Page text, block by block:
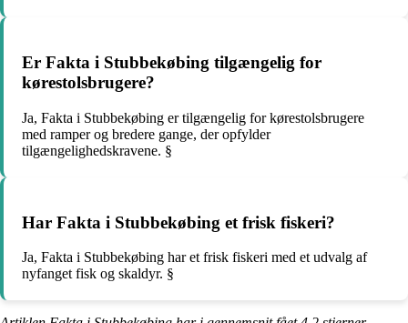
Er Fakta i Stubbekøbing tilgængelig for
kørestolsbrugere?
Ja, Fakta i Stubbekøbing er tilgængelig for kørestolsbrugere
med ramper og bredere gange, der opfylder
tilgængelighedskravene. §
Har Fakta i Stubbekøbing et frisk fiskeri?
Ja, Fakta i Stubbekøbing har et frisk fiskeri med et udvalg af
nyfanget fisk og skaldyr. §